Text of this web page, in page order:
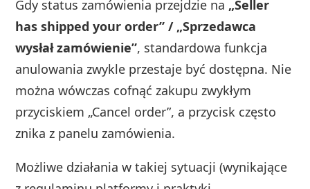
Gdy status zamówienia przejdzie na „Seller
has shipped your order” / „Sprzedawca
wysłał zamówienie”, standardowa funkcja
anulowania zwykle przestaje być dostępna. Nie
można wówczas cofnąć zakupu zwykłym
przyciskiem „Cancel order”, a przycisk często
znika z panelu zamówienia.
Możliwe działania w takiej sytuacji (wynikające